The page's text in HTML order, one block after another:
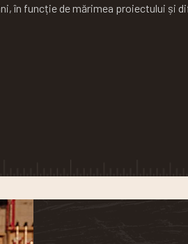
în funcție de mărimea proiectului și